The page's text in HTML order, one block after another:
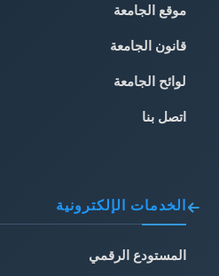
موقع الجامعة
قانون الجامعة
لوائح الجامعة
اتصل بنا
الخدمات الإلكترونية
المستودع الرقمي